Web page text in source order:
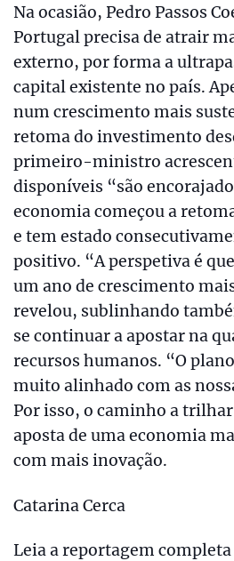
Na ocasião, Pedro Passos
Portugal precisa de atrair
externo, por forma a
capital existente no país.
num crescimento mais
retoma do investimento
primeiro-ministro
disponíveis “são
economia começou a
e tem estado
positivo. “A perspetiva é
um ano de crescimento
revelou, sublinhando
se continuar a apostar na
recursos humanos. “O
muito alinhado com as
Por isso, o caminho a
aposta de uma economia
com mais inovação.
Catarina Cerca
Leia a reportagem completa